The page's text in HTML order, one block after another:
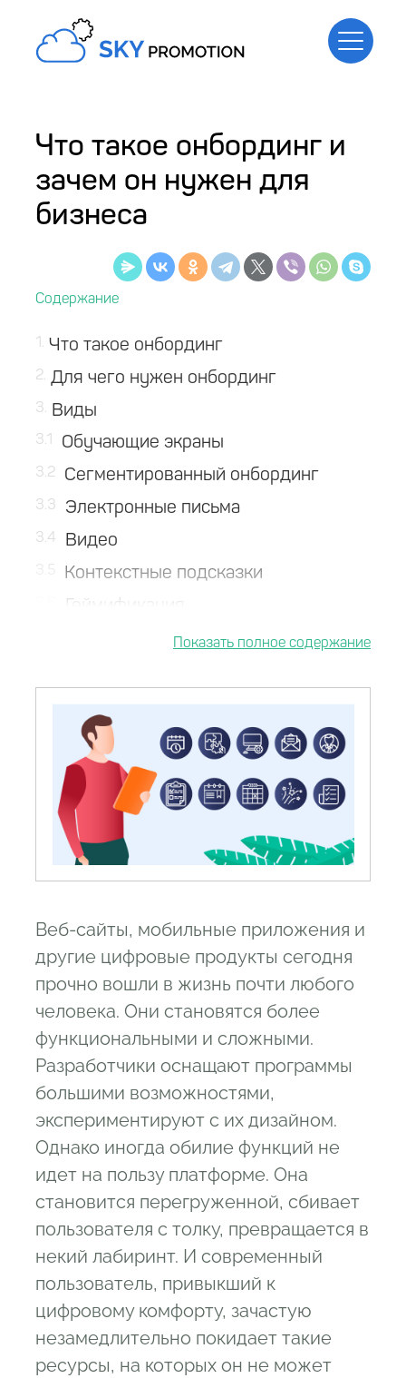
Что такое онбординг и
зачем он нужен для
бизнеса
1 Что такое онбординг
2 Для чего нужен онбординг
3 Виды
3.1 Обучающие экраны
3.2 Сегментированный онбординг
3.3 Электронные письма
3.4 Видео
Контекстные подсказки
Веб-сайты, мобильные приложения и
другие цифровые продукты сегодня
прочно вошли в жизнь почти любого
человека. Они становятся более
функциональными и сложными.
Разработчики оснащают программы
большими возможностями,
экспериментируют с их дизайном.
Однако иногда обилие функций не
идет на пользу платформе. Она
становится перегруженной, сбивает
пользователя с толку, превращается в
некий лабиринт. И современный
пользователь, привыкший к
цифровому комфорту, зачастую
незамедлительно покидает такие
ресурсы, на которых он не может